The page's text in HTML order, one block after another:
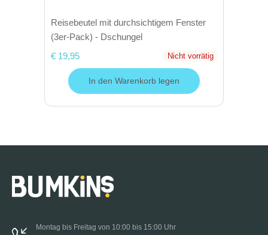
Reisebeutel mit durchsichtigem Fenster
(3er-Pack) - Dschungel
€ 19,95
Nicht vorrätig
In den Warenkorb legen
Montag bis Freitag von 10:00 bis 15:00 Uhr